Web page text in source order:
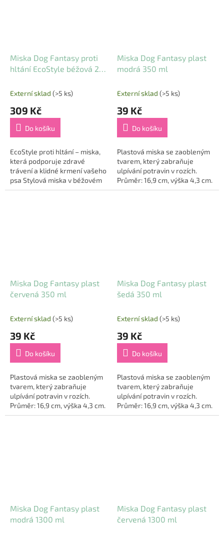
Miska Dog Fantasy proti
hltání EcoStyle béžová 21
Externí sklad (>5 ks)
309 Kč
Do košíku
EcoStyle proti hltání – miska,
která podporuje zdravé
trávení a klidné krmení vašeho
psa Stylová miska v béžovém
provedení, která díky
Miska Dog Fantasy plast
modrá 350 ml
Externí sklad (>5 ks)
39 Kč
Do košíku
Plastová miska se zaobleným
tvarem, který zabraňuje
ulpívání potravin v rozích.
Průměr: 16,9 cm, výška 4,3 cm.
Miska Dog Fantasy plast
červená 350 ml
Externí sklad (>5 ks)
39 Kč
Do košíku
Plastová miska se zaobleným
tvarem, který zabraňuje
ulpívání potravin v rozích.
Průměr: 16,9 cm, výška 4,3 cm.
Miska Dog Fantasy plast
šedá 350 ml
Externí sklad (>5 ks)
39 Kč
Do košíku
Plastová miska se zaobleným
tvarem, který zabraňuje
ulpívání potravin v rozích.
Průměr: 16,9 cm, výška 4,3 cm.
Miska Dog Fantasy plast
modrá 1300 ml
Miska Dog Fantasy plast
červená 1300 ml